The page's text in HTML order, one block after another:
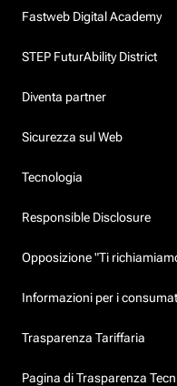
Fastweb Digital Academy
STEP FuturAbility District
Diventa partner
Sicurezza sul Web
Tecnologia
Responsible Disclosure
Opposizione "Ti
Informazioni per i
Trasparenza Tariffaria
Pagina di Trasparenza